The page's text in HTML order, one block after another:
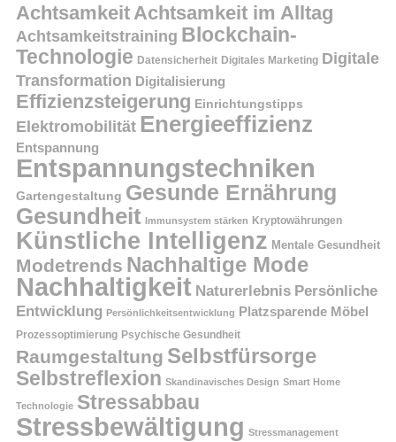
Achtsamkeit Achtsamkeit im Alltag
Achtsamkeitstraining Blockchain-
Technologie Datensicherheit Digitales Marketing Digitale
Transformation Digitalisierung
Effizienzsteigerung Einrichtungstipps
Elektromobilität Energieeffizienz
Entspannung
Entspannungstechniken
Gartengestaltung Gesunde Ernährung
Gesundheit Immunsystem stärken Kryptowährungen
Künstliche Intelligenz Mentale Gesundheit
Modetrends Nachhaltige Mode
Nachhaltigkeit Naturerlebnis Persönliche
Entwicklung Persönlichkeitsentwicklung Platzsparende Möbel
Prozessoptimierung Psychische Gesundheit
Raumgestaltung Selbstfürsorge
Selbstreflexion Skandinavisches Design Smart Home
Technologie Stressabbau
Stressbewältigung Stressmanagement